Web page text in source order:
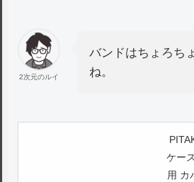
2次元のルイ
バンドはちょろち
ね。
ケー
用 カ